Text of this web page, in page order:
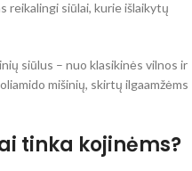
reikalingi siūlai, kurie išlaikytų
siūlus – nuo klasikinės vilnos ir
mišinių, skirtų ilgaamžėms
tinka kojinėms?